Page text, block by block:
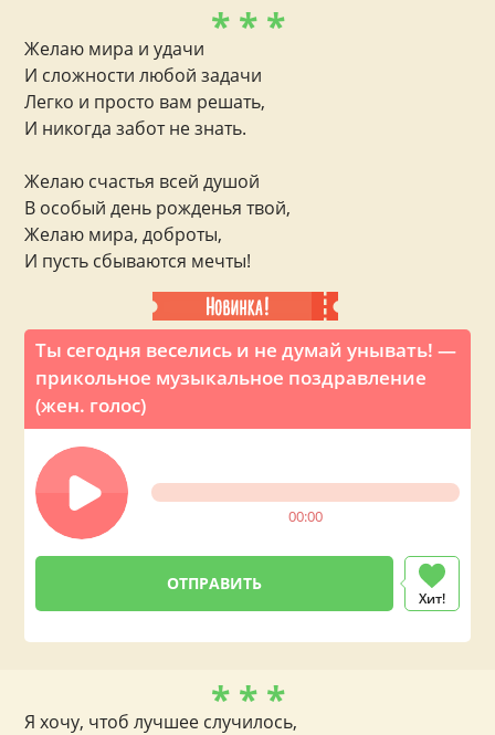
Ты сегодня веселись и не думай унывать! —
прикольное музыкальное поздравление
(жен. голос)
00:00
Хит!
* * *
Желаю мира и удачи
И сложности любой задачи
Легко и просто вам решать,
И никогда забот не знать.
Желаю счастья всей душой
В особый день рожденья твой,
Желаю мира, доброты,
И пусть сбываются мечты!
* * *
Я хочу, чтоб лучшее случилось,